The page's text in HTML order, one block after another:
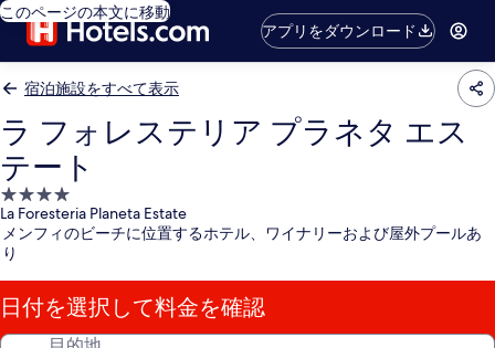
このページの本文に移動
アプリをダウンロード
宿泊施設をすべて表示
ラ フォレステリア プラネタ エス
テート
4.0
つ
星
宿
泊
施
設
La Foresteria Planeta Estate
メンフィのビーチに位置するホテル、ワイナリーおよび屋外プールあ
り
日付を選択して料金を確認